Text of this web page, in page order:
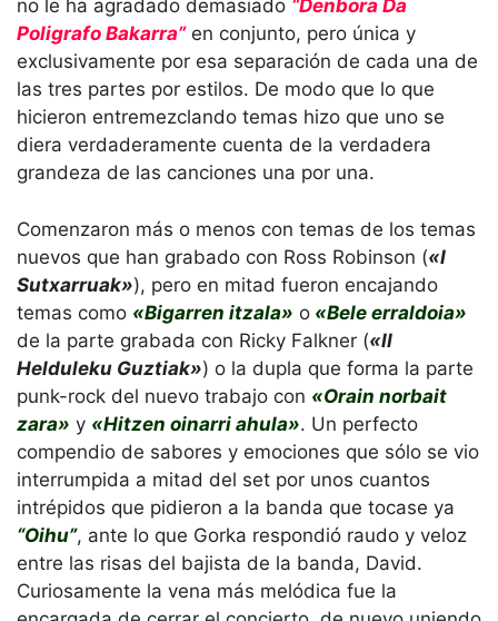
no le ha agradado demasiado “Denbora Da
Poligrafo Bakarra”en conjunto, pero única y
exclusivamente por esa separación de cada una de
las tres partes por estilos. De modo que lo que
hicieron entremezclando temas hizo que uno se
diera verdaderamente cuenta de la verdadera
grandeza de las canciones una por una.
Comenzaron más o menos con temas de los temas
nuevos que han grabado con Ross Robinson («I
Sutxarruak»), pero en mitad fueron encajando
temas como «Bigarren itzala» o «Bele erraldoia»
de la parte grabada con Ricky Falkner («II
Helduleku Guztiak») o la dupla que forma la parte
punk-rock del nuevo trabajo con «Orain norbait
zara» y «Hitzen oinarri ahula». Un perfecto
compendio de sabores y emociones que sólo se vio
interrumpida a mitad del set por unos cuantos
intrépidos que pidieron a la banda que tocase ya
“Oihu”, ante lo que Gorka respondió raudo y veloz
entre las risas del bajista de la banda, David.
Curiosamente la vena más melódica fue la